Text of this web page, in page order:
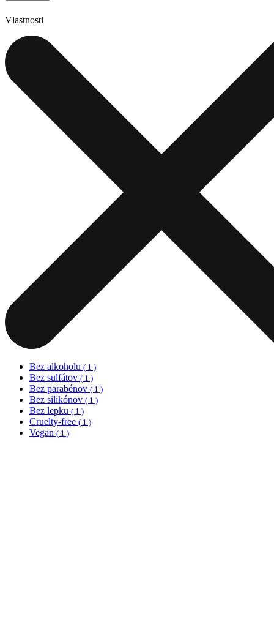
Vlastnosti
Bez alkoholu ( 1 )
Bez sulfátov ( 1 )
Bez parabénov ( 1 )
Bez silikónov ( 1 )
Bez lepku ( 1 )
Cruelty-free ( 1 )
Vegan ( 1 )